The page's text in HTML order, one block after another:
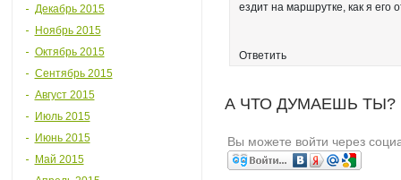
Декабрь 2015
Ноябрь 2015
Октябрь 2015
Сентябрь 2015
Август 2015
Июль 2015
Июнь 2015
Май 2015
ездит на маршрутке, как я его
Ответить
А ЧТО ДУМАЕШЬ
Вы можете войти через